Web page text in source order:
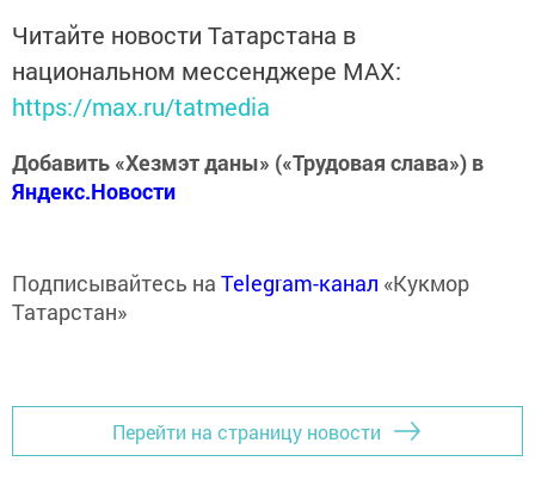
Читайте новости Татарстана в
национальном мессенджере MАХ:
https://max.ru/tatmedia
Добавить «Хезмэт даны» («Трудовая слава») в
Яндекс.Новости
Подписывайтесь на Telegram-канал «Кукмор
Татарстан»
Перейти на страницу новости